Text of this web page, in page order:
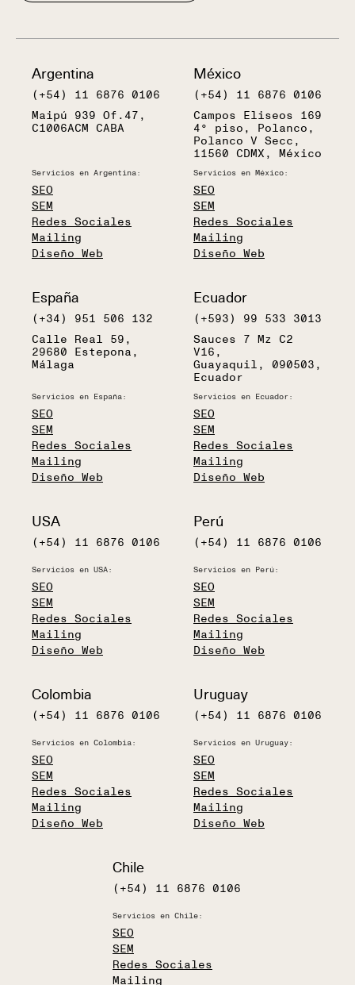
Argentina
(+54) 11 6876 0106
Maipú 939 Of.47,
C1006ACM CABA
Servicios en Argentina:
SEO
SEM
Redes Sociales
Mailing
Diseño Web
México
(+54) 11 6876 0106
Campos Eliseos 169
4° piso, Polanco,
Polanco V Secc,
11560 CDMX, México
Servicios en México:
SEO
SEM
Redes Sociales
Mailing
Diseño Web
España
(+34) 951 506 132
Calle Real 59,
29680 Estepona,
Málaga
Servicios en España:
SEO
SEM
Redes Sociales
Mailing
Diseño Web
Ecuador
(+593) 99 533 3013
Sauces 7 Mz C2
V16,
Guayaquil, 090503,
Ecuador
Servicios en Ecuador:
SEO
SEM
Redes Sociales
Mailing
Diseño Web
USA
(+54) 11 6876 0106
Servicios en USA:
SEO
SEM
Redes Sociales
Mailing
Diseño Web
Perú
(+54) 11 6876 0106
Servicios en Perú:
SEO
SEM
Redes Sociales
Mailing
Diseño Web
Colombia
(+54) 11 6876 0106
Servicios en Colombia:
SEO
SEM
Redes Sociales
Mailing
Diseño Web
Uruguay
(+54) 11 6876 0106
Servicios en Uruguay:
SEO
SEM
Redes Sociales
Mailing
Diseño Web
Chile
(+54) 11 6876 0106
Servicios en Chile:
SEO
SEM
Redes Sociales
Mailing